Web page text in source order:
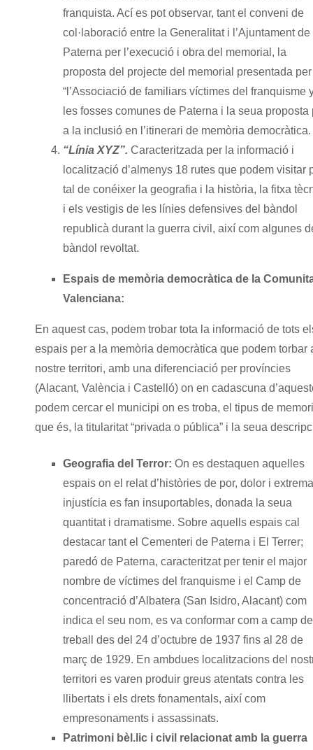
franquista. Ací es pot observar, tant el conveni de
col·laboració entre la Generalitat i l’Ajuntament de
Paterna per l’execució i obra del memorial, la
proposta del projecte del memorial presentada per
“l’Associació de familiars víctimes del franquisme
les fosses comunes de Paterna i la seua proposta
a la inclusió en l’itinerari de memòria democràtica.
“Línia XYZ”. Caracteritzada per la informació i
localització d’almenys 18 rutes que podem visitar
tal de conéixer la geografia i la història, la fitxa
i els vestigis de les línies defensives del bàndol
republicà durant la guerra civil, així com algunes
bàndol revoltat.
Espais de memòria democràtica de la
Valenciana:
En aquest cas, podem trobar tota la informació de tots
espais per a la memòria democràtica que podem torbar
nostre territori, amb una diferenciació per províncies
(Alacant, València i Castelló) on en cadascuna
podem cercar el municipi on es troba, el tipus de
que és, la titularitat “privada o pública” i la seua
Geografia del Terror: On es destaquen aquelles
espais on el relat d’històries de por, dolor i extrema
injustícia es fan insuportables, donada la seua
quantitat i dramatisme. Sobre aquells espais cal
destacar tant el Cementeri de Paterna i El Terrer;
paredó de Paterna, caracteritzat per tenir el major
nombre de víctimes del franquisme i el Camp de
concentració d’Albatera (San Isidro, Alacant) com
indica el seu nom, es va conformar com a camp de
treball des del 24 d’octubre de 1937 fins al 28 de
març de 1929. En ambdues localitzacions del
territori es varen produir greus atentats contra les
llibertats i els drets fonamentals, així com
empresonaments i assassinats.
Patrimoni bèl.lic i civil relacionat amb la guerra